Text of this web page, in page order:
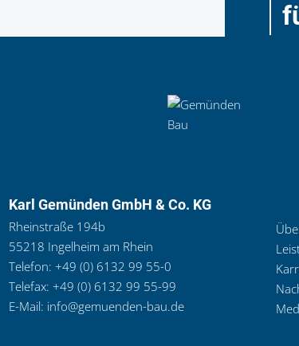
Karl Gemünden GmbH & Co. KG
Rheinstraße 194b
55218 Ingelheim am Rhein
Telefon: +49 (0) 6132 99 55-0
Telefax: +49 (0) 6132 99 55-99
E-Mail: info@gemuenden-bau.de